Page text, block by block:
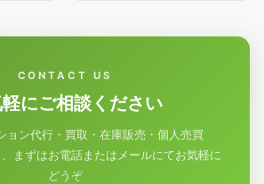
CONTACT US
にご相談ください
ョン代行・買取・在庫販売・個人売買
まずはお電話またはメールにてお気軽に
どうぞ